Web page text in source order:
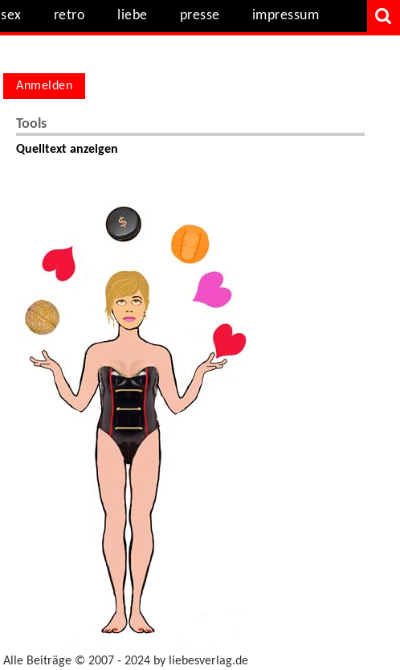
sex retro liebe presse impressum
Anmelden
Tools
Quelltext anzeigen
Alle Beiträge © 2007 - 2024 by liebesverlag.de